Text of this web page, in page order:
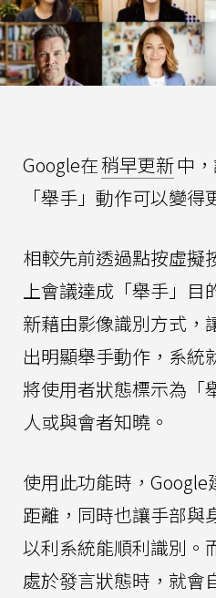
Google在稍早更新中
「舉手」動作可以變得
相較先前透過點按虛擬
上會議達成「舉手」目
新藉由影像識別方式，
出明顯舉手動作，系統
將使用者狀態標示為「
人或與會者知曉。
使用此功能時，
距離，同時也讓手部與
以利系統能順利識別。
處於發言狀態時，就會